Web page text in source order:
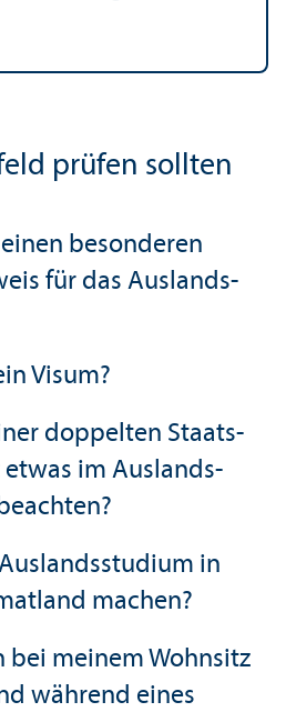
prüfen sollten
besonderen
für das Auslands­
Visum?
doppelten Staats­
etwas im Auslands­
in
machen?
bei meinem Wohnsitz
während eines